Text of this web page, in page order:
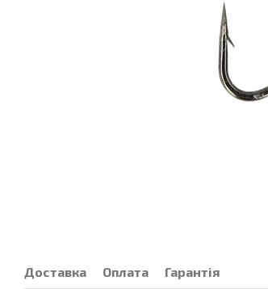
Доставка Оплата Гарантія